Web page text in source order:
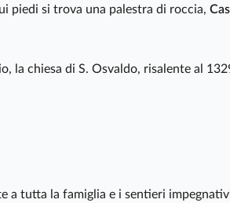
piedi si trova una palestra di roccia,
la chiesa di S. Osvaldo, risalente al
a tutta la famiglia e i sentieri